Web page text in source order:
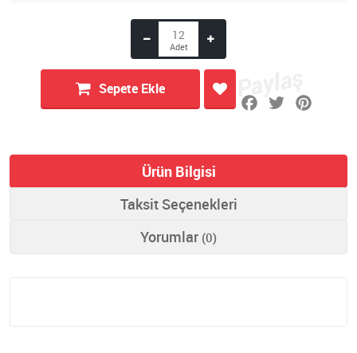
Sepete Ekle
Ürün Bilgisi
Taksit Seçenekleri
Yorumlar (0)